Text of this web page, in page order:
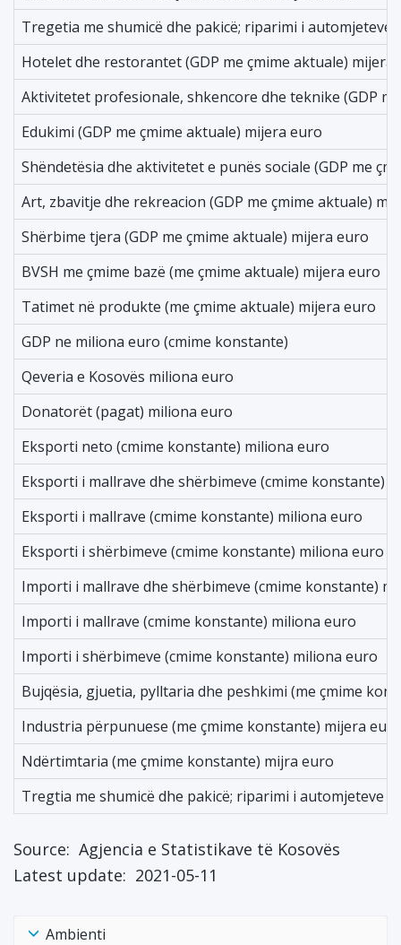
Tregetia me shumicë dhe pakicë; riparimi i
Hotelet dhe restorantet (GDP me çmime aktuale) mijera
Aktivitetet profesionale, shkencore dhe teknike (GDP
Edukimi (GDP me çmime aktuale) mijera euro
Shëndetësia dhe aktivitetet e punës sociale (GDP me
Art, zbavitje dhe rekreacion (GDP me çmime aktuale)
Shërbime tjera (GDP me çmime aktuale) mijera euro
BVSH me çmime bazë (me çmime aktuale) mijera euro
Tatimet në produkte (me çmime aktuale) mijera euro
GDP ne miliona euro (cmime konstante)
Qeveria e Kosovës miliona euro
Donatorët (pagat) miliona euro
Eksporti neto (cmime konstante) miliona euro
Eksporti i mallrave dhe shërbimeve (cmime konstante)
Eksporti i mallrave (cmime konstante) miliona euro
Eksporti i shërbimeve (cmime konstante) miliona euro
Importi i mallrave dhe shërbimeve (cmime konstante)
Importi i mallrave (cmime konstante) miliona euro
Importi i shërbimeve (cmime konstante) miliona euro
Bujqësia, gjuetia, pylltaria dhe peshkimi (me çmime
Industria përpunuese (me çmime konstante) mijera euro
Ndërtimtaria (me çmime konstante) mijra euro
Tregtia me shumicë dhe pakicë; riparimi i automjeteve
Source: Agjencia e Statistikave të Kosovës
Latest update: 2021-05-11
Ambienti